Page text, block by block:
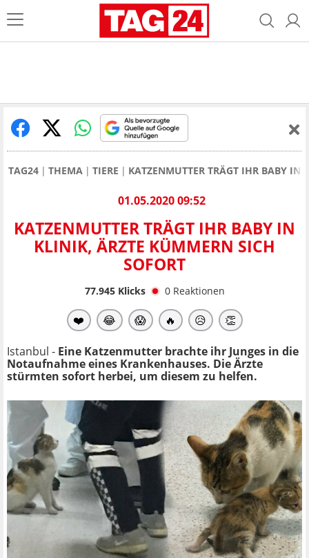
TAG24 THEMA TIERE KATZENMUTTER TRÄGT IHR BABY IN
01.05.2020 09:52
KATZENMUTTER TRÄGT IHR BABY IN
KLINIK, ÄRZTE KÜMMERN SICH
SOFORT
77.945Klicks 0 Reaktionen
❤️ 😂 😱 🔥 😥 👏
Istanbul - Eine Katzenmutter brachte ihr Junges in die
Notaufnahme eines Krankenhauses. Die Ärzte
stürmten sofort herbei, um diesem zu helfen.